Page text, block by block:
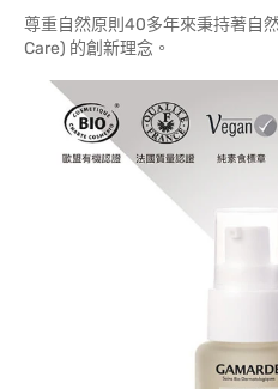
尊重自然原則40多年來秉持著自
Care) 的創新理念。